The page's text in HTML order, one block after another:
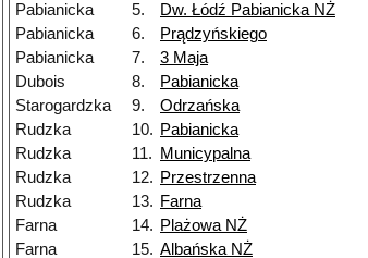
Pabianicka
5. Dw. Łódź Pabianicka NŻ
Pabianicka
6. Prądzyńskiego
Pabianicka
7. 3 Maja
Dubois
8. Pabianicka
Starogardzka
9.
Odrzańska
Rudzka
10. Pabianicka
Rudzka
11. Municypalna
Rudzka
12. Przestrzenna
Rudzka
13. Farna
Farna
14. Plażowa NŻ
Farna
15. Albańska NŻ